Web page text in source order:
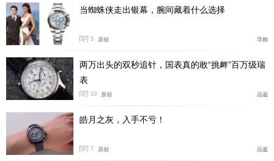
当蜘蛛侠走出银幕，腕间藏着什么选择
5 原创 导购
两万出头的双秒追针，国表真的敢“挑衅”百万级瑞
表
10 原创 品鉴
皓月之灰，入手不亏！
7 原创 品鉴